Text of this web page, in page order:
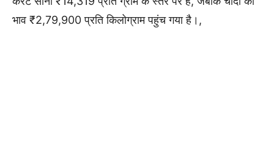
भाव ₹2,79,900 प्रति किलोग्राम पहुंच गया है।,